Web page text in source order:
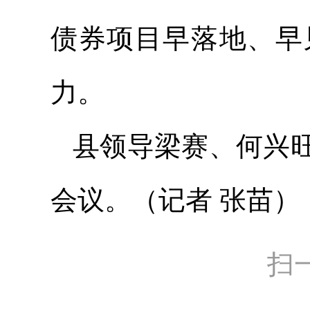
债券项目早落地、
力。
县领导梁赛、何兴
会议。（记者 张苗
扫